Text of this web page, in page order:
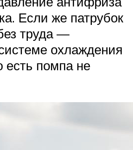
Если же патрубок
труда —
охлаждения
есть помпа не